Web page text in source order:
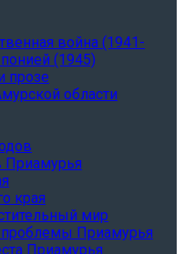
война (1941-
(1945)
прозе
области
Приамурья
края
мир
проблемы Приамурья
Приамурья